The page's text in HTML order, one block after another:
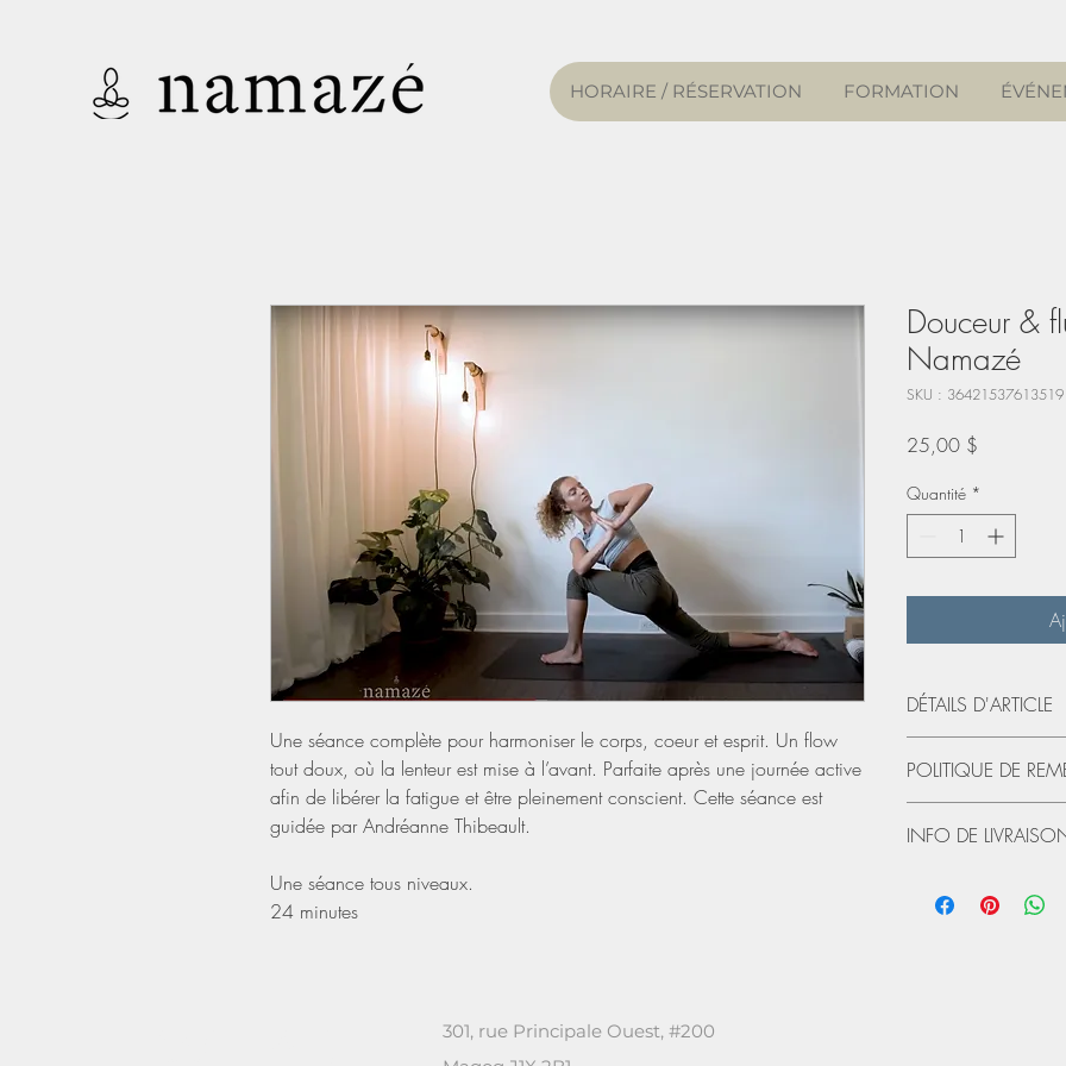
HORAIRE / RÉSERVATION FORMATION
Une séance complète pour harmoniser le corps, coeur et esprit. Un flow
tout doux, où la lenteur est mise à l’avant. Parfaite après une journée active
afin de libérer la fatigue et être pleinement conscient. Cette séance est
guidée par Andréanne Thibeault.
Une séance tous niveaux.
24 minutes
Douceur &
Namazé
SKU :
25,00 $
Quantité *
DÉTAILS D'ARTICLE
recevrez par courriel
POLITIQUE DE
INFO DE
de cette vidéo.
301, rue Principale Ouest, #200